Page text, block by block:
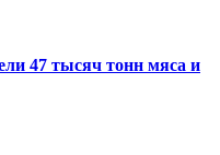
47 тысяч тонн мяса и